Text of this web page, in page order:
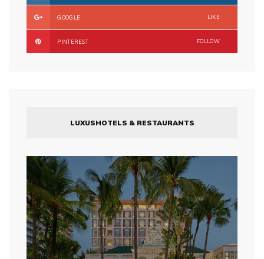
GOOGLE LIKE
PINTEREST FOLLOW
LUXUSHOTELS & RESTAURANTS